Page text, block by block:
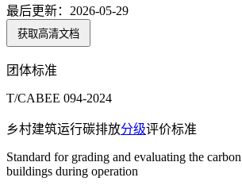
最后更新： 2026-05-29
获取高清文档
团体标准
T/CABEE 094-2024
乡村建筑运行碳排放分级评价标准
Standard for grading and evaluating the
buildings during operation